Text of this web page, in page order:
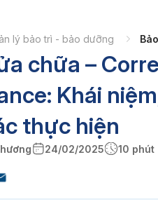
hoạch định nguồn lực
thông minh
3S MES
3S EMS
lý bảo trì - bảo dưỡng
chữa –
Khái
thực hiện
24/02/2025 10 phút